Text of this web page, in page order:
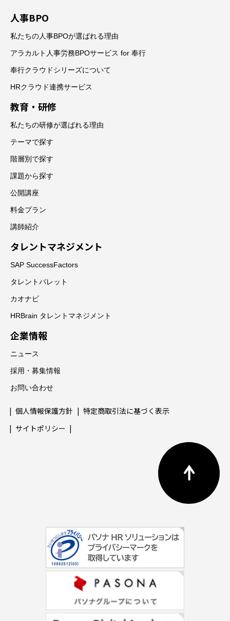
人事BPO
私たちの人事BPOが選ばれる理由
アラカルト人事労務BPOサービス for 奉行
奉行クラウドシリーズについて
HRクラウド連携サービス
教育・研修
私たちの研修が選ばれる理由
テーマで探す
階層別で探す
課題から探す
公開講座
料金プラン
講師紹介
タレントマネジメント
SAP SuccessFactors
タレントパレット
カオナビ
HRBrain タレントマネジメント
企業情報
ニュース
採用・募集情報
お問い合わせ
個人情報保護方針
特定商取引法に基づく表示
サイトポリシー